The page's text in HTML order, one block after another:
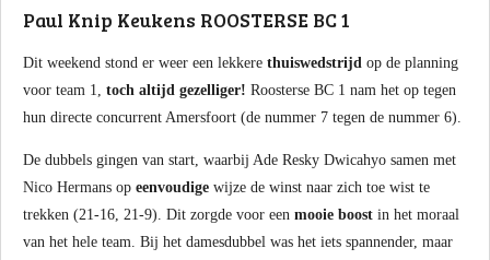
Paul Knip Keukens ROOSTERSE BC 1
Dit weekend stond er weer een lekkere thuiswedstrijd op de planning
voor team 1, toch altijd gezelliger! Roosterse BC 1 nam het op tegen
hun directe concurrent Amersfoort (de nummer 7 tegen de nummer 6).
De dubbels gingen van start, waarbij Ade Resky Dwicahyo samen met
Nico Hermans op eenvoudige wijze de winst naar zich toe wist te
trekken (21-16, 21-9). Dit zorgde voor een mooie boost in het moraal
van het hele team. Bij het damesdubbel was het iets spannender, maar